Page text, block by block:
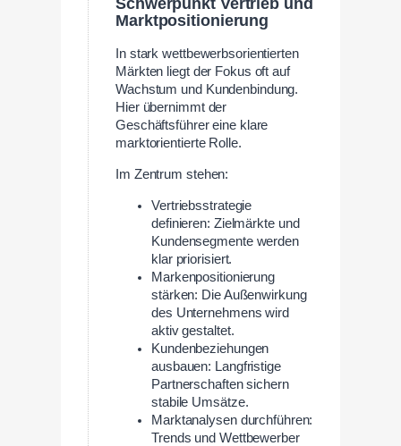
Marktpositionierung
In stark wettbewerbsorientierten
Märkten liegt der Fokus oft auf
Wachstum und Kundenbindung.
Hier übernimmt der
Geschäftsführer eine klare
marktorientierte Rolle.
Im Zentrum stehen:
Vertriebsstrategie
definieren: Zielmärkte und
Kundensegmente werden
klar priorisiert.
Markenpositionierung
stärken: Die Außenwirkung
des Unternehmens wird
aktiv gestaltet.
Kundenbeziehungen
ausbauen: Langfristige
Partnerschaften sichern
stabile Umsätze.
Marktanalysen durchführen:
Trends und Wettbewerber